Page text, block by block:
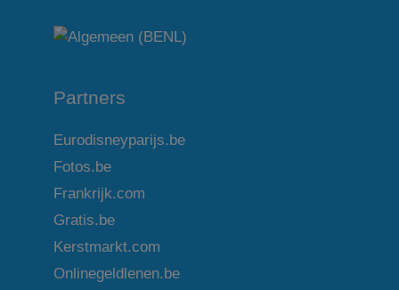
Partners
Eurodisneyparijs.be
Fotos.be
Frankrijk.com
Gratis.be
Kerstmarkt.com
Onlinegeldlenen.be